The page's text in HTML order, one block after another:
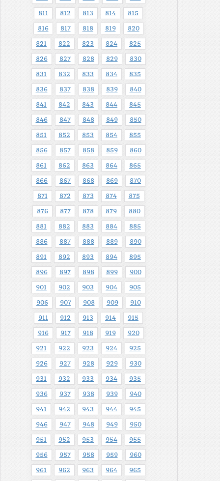
811 812 813 814 815
816 817 818 819 820
821 822 823 824 825
826 827 828 829 830
831 832 833 834 835
836 837 838 839 840
841 842 843 844 845
846 847 848 849 850
851 852 853 854 855
856 857 858 859 860
861 862 863 864 865
866 867 868 869 870
871 872 873 874 875
876 877 878 879 880
881 882 883 884 885
886 887 888 889 890
891 892 893 894 895
896 897 898 899 900
901 902 903 904 905
906 907 908 909 910
911 912 913 914 915
916 917 918 919 920
921 922 923 924 925
926 927 928 929 930
931 932 933 934 935
936 937 938 939 940
941 942 943 944 945
946 947 948 949 950
951 952 953 954 955
956 957 958 959 960
961 962 963 964 965